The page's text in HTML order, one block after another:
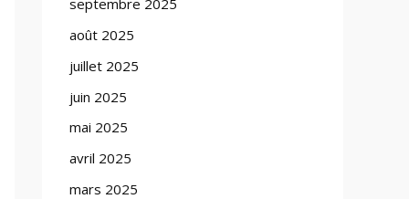
septembre 2025
août 2025
juillet 2025
juin 2025
mai 2025
avril 2025
mars 2025